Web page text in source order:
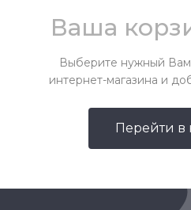
Ваша
Выберите нужный Вам
интернет-магазина и
Перейти в